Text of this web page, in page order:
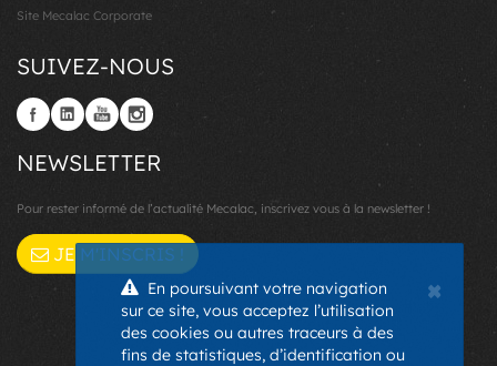
Site Mecalac Corporate
SUIVEZ-NOUS
NEWSLETTER
Pour rester informé de l’actualité Mecalac, inscrivez vous à la newsletter !
JE M'INSCRIS !
×
En poursuivant votre navigation
sur ce site, vous acceptez l’utilisation
des cookies ou autres traceurs à des
fins de statistiques, d’identification ou